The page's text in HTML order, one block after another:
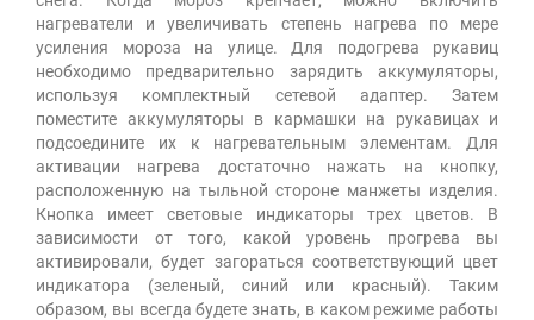
нагреватели и увеличивать степень нагрева по мере
усиления мороза на улице. Для подогрева рукавиц
необходимо предварительно зарядить аккумуляторы,
используя комплектный сетевой адаптер. Затем
поместите аккумуляторы в кармашки на рукавицах и
подсоедините их к нагревательным элементам. Для
активации нагрева достаточно нажать на кнопку,
расположенную на тыльной стороне манжеты изделия.
Кнопка имеет световые индикаторы трех цветов. В
зависимости от того, какой уровень прогрева вы
активировали, будет загораться соответствующий цвет
индикатора (зеленый, синий или красный). Таким
образом, вы всегда будете знать, в каком режиме работы